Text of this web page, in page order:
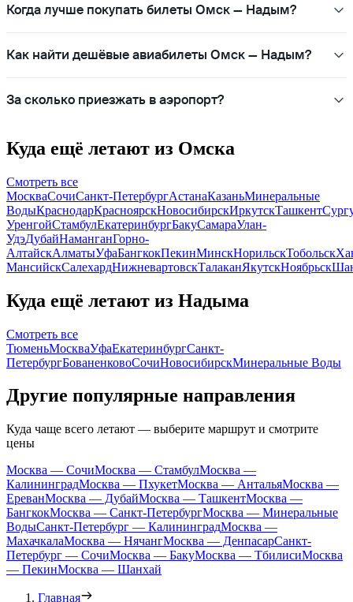
Когда лучше покупать билеты Омск — Надым?
Как найти дешёвые авиабилеты Омск — Надым?
За сколько приезжать в аэропорт?
Куда ещё летают из Омска
Смотреть все
МоскваСочиСанкт-ПетербургАстанаКазаньМинеральные
ВодыКраснодарКрасноярскНовосибирскИркутскТашкент
УренгойСтамбулЕкатеринбургБакуСамараУлан-
УдэДубайНаманганГорно-
АлтайскАлматыУфаБангкокПекинМинскНорильскТобольск
МансийскСалехардНижневартовскТалаканЯкутскНоябрьск
Куда ещё летают из Надыма
Смотреть все
ТюменьМоскваУфаЕкатеринбургСанкт-
ПетербургБованенковоСочиНовосибирскМинеральные Воды
Другие популярные направления
Куда чаще всего летают — выберите маршрут и смотрите
цены
Москва — СочиМосква — СтамбулМосква —
КалининградМосква — ПхукетМосква — АнтальяМосква —
ЕреванМосква — ДубайМосква — ТашкентМосква —
БангкокМосква — Санкт-ПетербургМосква — Минеральные
ВодыСанкт-Петербург — КалининградМосква —
МахачкалаМосква — НячангМосква — ДенпасарСанкт-
Петербург — СочиМосква — БакуМосква — ТбилисиМосква
— ПекинМосква — Шанхай
Главная